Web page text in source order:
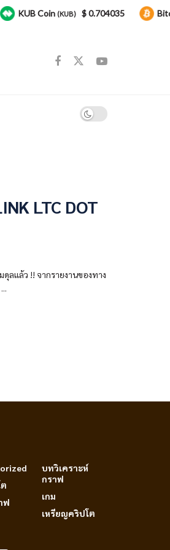
LTC DOT
ลแล้ว !! จากรายงานของทาง
ฟ
บทวิเคราะห์
กราฟ
เกม
เหรียญคริปโต
KUB Coin(KUB) $ 0.704035